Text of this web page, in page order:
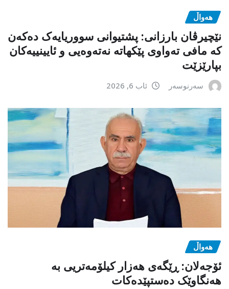
هەواڵ
نێچیرڤان بارزانی: پشتیوانی سووریایەک دەکەن
کە مافی تەواوی پێکهاتە نەتەوەیی و ئایینییەکان
بپارێزێت
سەرنوسەر ئاب 6, 2026
هەواڵ
ئۆجەلان: ڕێگەی هەزار کیلۆمەتریی بە
هەنگاوێک دەستپێدەکات